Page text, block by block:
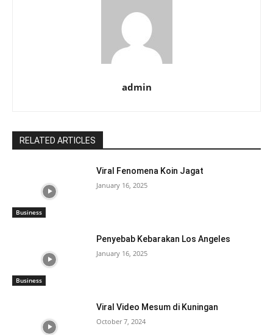
admin
RELATED ARTICLES
Business
Viral Fenomena Koin Jagat
January 16, 2025
Business
Penyebab Kebarakan Los Angeles
January 16, 2025
Viral Video Mesum di Kuningan
October 7, 2024